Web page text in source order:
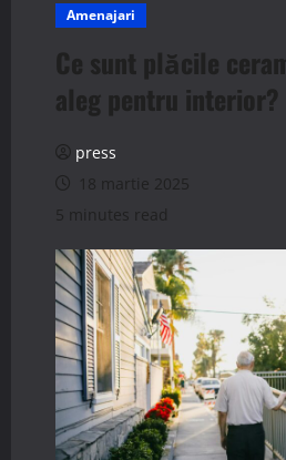
Amenajari
Ce sunt plăcile
aleg pentru interior?
press
18 martie 2025
5 minutes read